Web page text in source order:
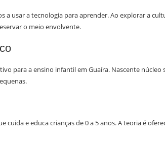
a usar a tecnologia para aprender. Ao explorar a
o meio envolvente.
para a ensino infantil em Guaíra. Nascente núcleo
e educa crianças de 0 a 5 anos. A teoria é